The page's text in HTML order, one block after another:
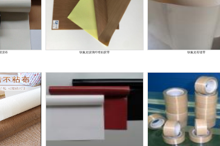
渍布 铁氟龙玻璃纤维粘胶带 铁氟龙有缝带